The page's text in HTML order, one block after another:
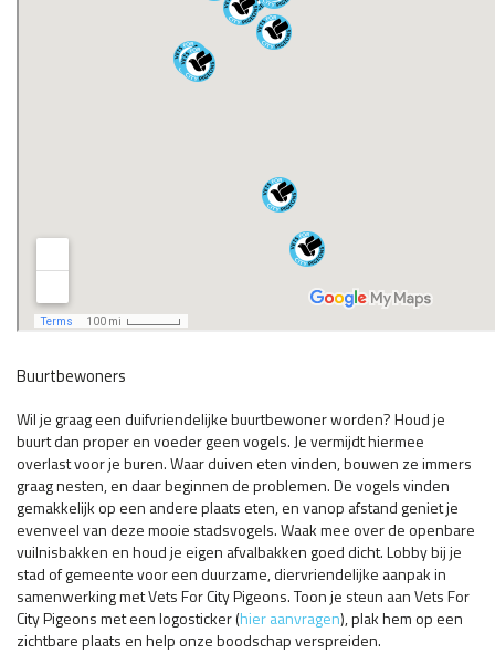
Buurtbewoners
Wil je graag een duifvriendelijke buurtbewoner worden? Houd je
buurt dan proper en voeder geen vogels. Je vermijdt hiermee
overlast voor je buren. Waar duiven eten vinden, bouwen ze immers
graag nesten, en daar beginnen de problemen. De vogels vinden
gemakkelijk op een andere plaats eten, en vanop afstand geniet je
evenveel van deze mooie stadsvogels. Waak mee over de openbare
vuilnisbakken en houd je eigen afvalbakken goed dicht. Lobby bij je
stad of gemeente voor een duurzame, diervriendelijke aanpak in
samenwerking met Vets For City Pigeons. Toon je steun aan Vets For
City Pigeons met een logosticker (hier aanvragen), plak hem op een
zichtbare plaats en help onze boodschap verspreiden.